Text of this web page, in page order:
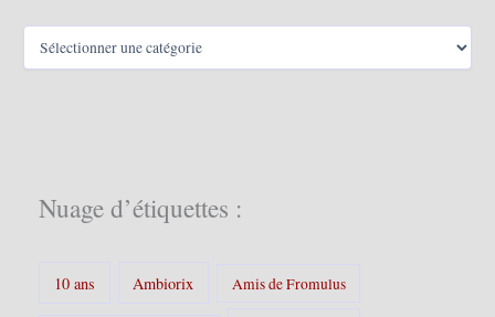
C
Nuage d’étiquettes :
10 ans Ambiorix Amis de Fromulus